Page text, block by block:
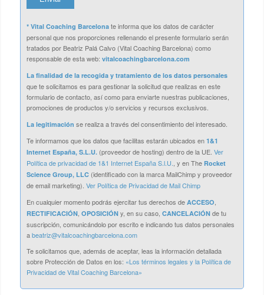
* Vital Coaching Barcelonate informa que los datos de carácter
personal que nos proporciones rellenando el presente formulario serán
tratados por Beatriz Palá Calvo (Vital Coaching Barcelona) como
responsable de esta web: vitalcoachingbarcelona.com
La finalidad de la recogida y tratamiento de los datos personales
que te solicitamos es para gestionar la solicitud que realizas en este
formulario de contacto, así como para enviarte nuestras publicaciones,
promociones de productos y/o servicios y recursos exclusivos.
La legitimación se realiza a través del consentimiento del interesado.
Te informamos que los datos que facilitas estarán ubicados en1&1
Internet España, S.L.U.(proveedor de hosting) dentro de la UE. Ver
Política de privacidad de 1&1 Internet España S.l.U.
, y en The Rocket
Science Group, LLC(identificado con la marca MailChimp y proveedor
de email marketing). Ver Política de Privacidad de Mail Chimp
En cualquier momento podrás ejercitar tus derechos de ACCESO
RECTIFICACIÓN, OPOSICIÓNy, en su caso, CANCELACIÓNde tu
suscripción, comunicándolo por escrito e indicando tus datos personales
abeatriz@vitalcoachingbarcelona.com
Te solicitamos que, además de aceptar, leas la información detallada
sobre Protección de Datos en los: «Los términos legales y la Política de
Privacidad de Vital Coaching Barcelona»